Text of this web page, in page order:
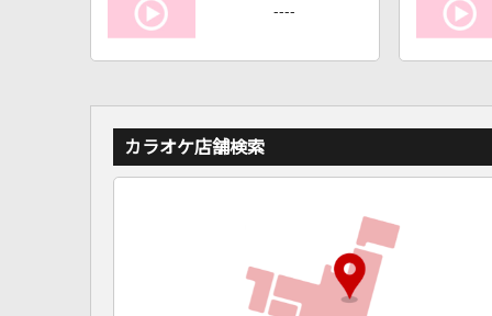
----
カラオケ店舗検索